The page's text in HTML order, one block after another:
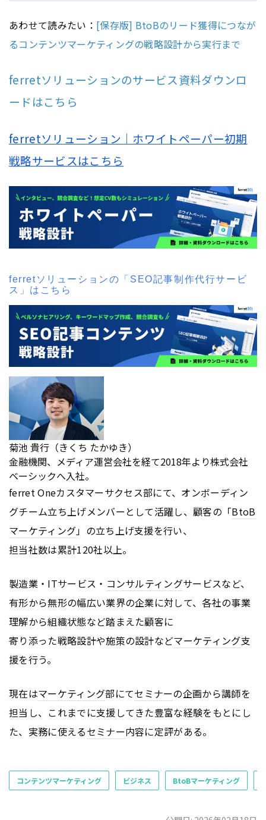
あわせて読みたい： [保存版] BtoBのリード獲得につなが
るコンテンツマーケティングの戦略設計から実行まで
ferretソリューションのサービス資料ダウンロ
ードはこちら
ferretソリューション｜ホワイトペーパー初期
戦略サービスはこちら
ferretソリューションの「SEO記事制作代行サービ
ス」はこちら
菊池 貴行（きくち たかゆき）
金融機関、メディア運営会社を経て2018年より株式会社
ベーシックへ入社。
ferret Oneカスタマーサクセス部にて、オンボーディン
グチーム立ち上げメンバーとして活躍し、顧客の「BtoB
マーケティング」の立ち上げ支援を行い、
担当社数は累計120社以上。
製造業・ITサービス・ コンサルティングサービスなど、
有形から無形の幅広い業界の企業に対して、各社の事業
理解から組織状態など踏まえた顧客に
寄り添った戦略設計や施策の設計などマーケティング支
援を行う。
現在はマーケティング部にてセミナーの企画から講師を
担当し、これまでに支援してきた豊富な経験をもとにし
た、実務に使えるセミナー内容に定評がある。
コンテンツマーケティング ビジネス BtoBマーケティング